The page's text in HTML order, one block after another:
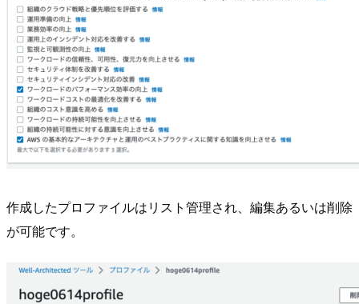
作成したプロファイルはリスト管理され、編集あるいは削除
が可能です。